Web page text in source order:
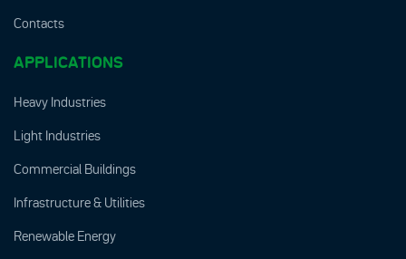
Contacts
APPLICATIONS
Heavy Industries
Light Industries
Commercial Buildings
Infrastructure & Utilities
Renewable Energy